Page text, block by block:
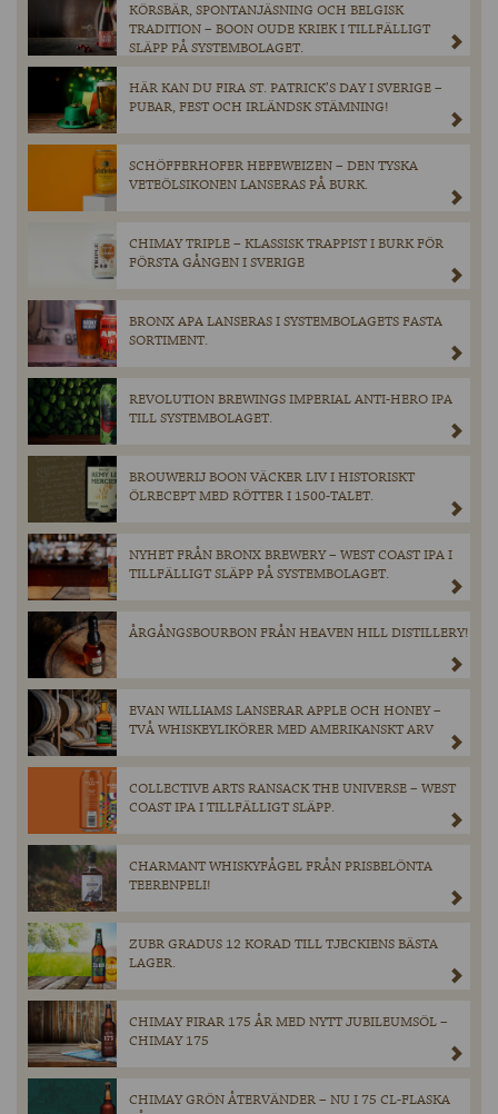
KÖRSBÄR, SPONTANJÄSNING OCH BELGISK
TRADITION – BOON OUDE KRIEK I TILLFÄLLIGT
SLÄPP PÅ SYSTEMBOLAGET.
HÄR KAN DU FIRA ST. PATRICK’S DAY I SVERIGE –
PUBAR, FEST OCH IRLÄNDSK STÄMNING!
SCHÖFFERHOFER HEFEWEIZEN – DEN TYSKA
VETEÖLSIKONEN LANSERAS PÅ BURK.
CHIMAY TRIPLE – KLASSISK TRAPPIST I BURK FÖR
FÖRSTA GÅNGEN I SVERIGE
BRONX APA LANSERAS I SYSTEMBOLAGETS FASTA
SORTIMENT.
REVOLUTION BREWINGS IMPERIAL ANTI-HERO IPA
TILL SYSTEMBOLAGET.
BROUWERIJ BOON VÄCKER LIV I HISTORISKT
ÖLRECEPT MED RÖTTER I 1500-TALET.
NYHET FRÅN BRONX BREWERY – WEST COAST IPA I
TILLFÄLLIGT SLÄPP PÅ SYSTEMBOLAGET.
ÅRGÅNGSBOURBON FRÅN HEAVEN HILL DISTILLERY!
EVAN WILLIAMS LANSERAR APPLE OCH HONEY –
TVÅ WHISKEYLIKÖRER MED AMERIKANSKT ARV
COLLECTIVE ARTS RANSACK THE UNIVERSE – WEST
COAST IPA I TILLFÄLLIGT SLÄPP.
CHARMANT WHISKYFÅGEL FRÅN PRISBELÖNTA
TEERENPELI!
ZUBR GRADUS 12 KORAD TILL TJECKIENS BÄSTA
LAGER.
CHIMAY FIRAR 175 ÅR MED NYTT JUBILEUMSÖL –
CHIMAY 175
CHIMAY GRÖN ÅTERVÄNDER – NU I 75 CL-FLASKA